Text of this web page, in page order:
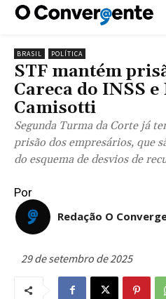
BRASIL POLÍTICA
STF mantém
Careca do INSS
Camisotti
Segunda Turma da Corte já
prisão dos empresários, que
do esquema de desvios de
Por
Redação O
29 de setembro de 2025